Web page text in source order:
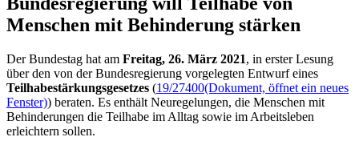
Menschen mit Behinderung stärken
Der Bundestag hat am Freitag, 26. März 2021, in erster Lesung
über den von der Bundesregierung vorgelegten Entwurf eines
Teilhabestärkungsgesetzes (19/27400(Dokument, öffnet ein neues
Fenster)) beraten. Es enthält Neuregelungen, die Menschen mit
Behinderungen die Teilhabe im Alltag sowie im Arbeitsleben
erleichtern sollen.